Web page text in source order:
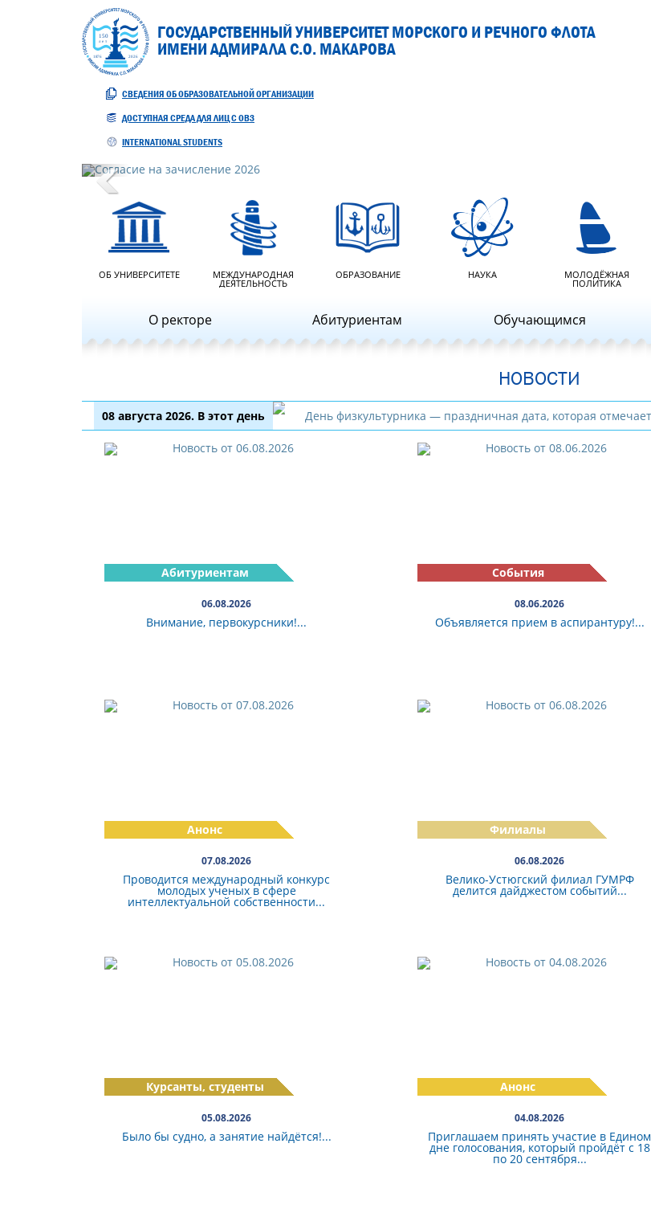
ГОСУДАРСТВЕННЫЙ УНИВЕРСИТЕТ МОРСКОГО И РЕЧНОГО ФЛОТА
ИМЕНИ АДМИРАЛА С.О. МАКАРОВА
СВЕДЕНИЯ ОБ ОБРАЗОВАТЕЛЬНОЙ ОРГАНИЗАЦИИ
ДОСТУПНАЯ СРЕДА ДЛЯ ЛИЦ С ОВЗ
INTERNATIONAL STUDENTS
Previous
ОБ УНИВЕРСИТЕТЕ МЕЖДУНАРОДНАЯ
ДЕЯТЕЛЬНОСТЬ
ОБРАЗОВАНИЕ НАУКА МОЛОДЁЖНАЯ
ПОЛИТИКА
О ректоре Абитуриентам Обучающимся
НОВОСТИ
08 августа 2026. В этот день
Абитуриентам
06.08.2026
Внимание, первокурсники!...
События
08.06.2026
Объявляется прием в аспирантуру!...
Анонс
07.08.2026
Проводится международный конкурс
молодых ученых в сфере
интеллектуальной собственности...
Филиалы
06.08.2026
Велико-Устюгский филиал ГУМРФ
делится дайджестом событий...
Курсанты, студенты
05.08.2026
Было бы судно, а занятие найдётся!...
Анонс
04.08.2026
Приглашаем принять участие в Едином
дне голосования, который пройдёт с 18
по 20 сентября...